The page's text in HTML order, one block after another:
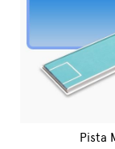
Pista